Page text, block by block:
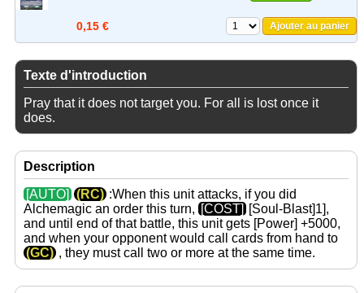
0,15 € Ajouter au panier
Texte d'introduction
Pray that it does not target you. For all is lost once it
does.
Description
[AUTO]
(RC) :When this unit attacks, if you did
Alchemagic an order this turn, [COST] [Soul-Blast]1],
and until end of that battle, this unit gets [Power] +5000,
and when your opponent would call cards from hand to
(GC) , they must call two or more at the same time.